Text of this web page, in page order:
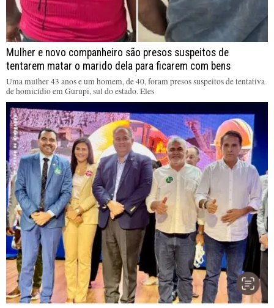
Mulher e novo companheiro são presos suspeitos de
tentarem matar o marido dela para ficarem com bens
Uma mulher 43 anos e um homem, de 40, foram presos suspeitos de tentativa
de homicídio em Gurupi, sul do estado. Eles